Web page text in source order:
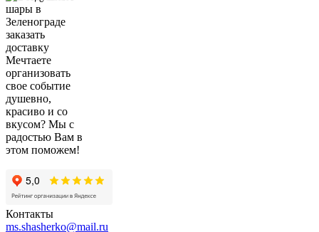
Мечтаете
организовать
свое событие
душевно,
красиво и со
вкусом? Мы с
радостью Вам в
этом поможем!
Контакты
ms.shasherko@mail.ru